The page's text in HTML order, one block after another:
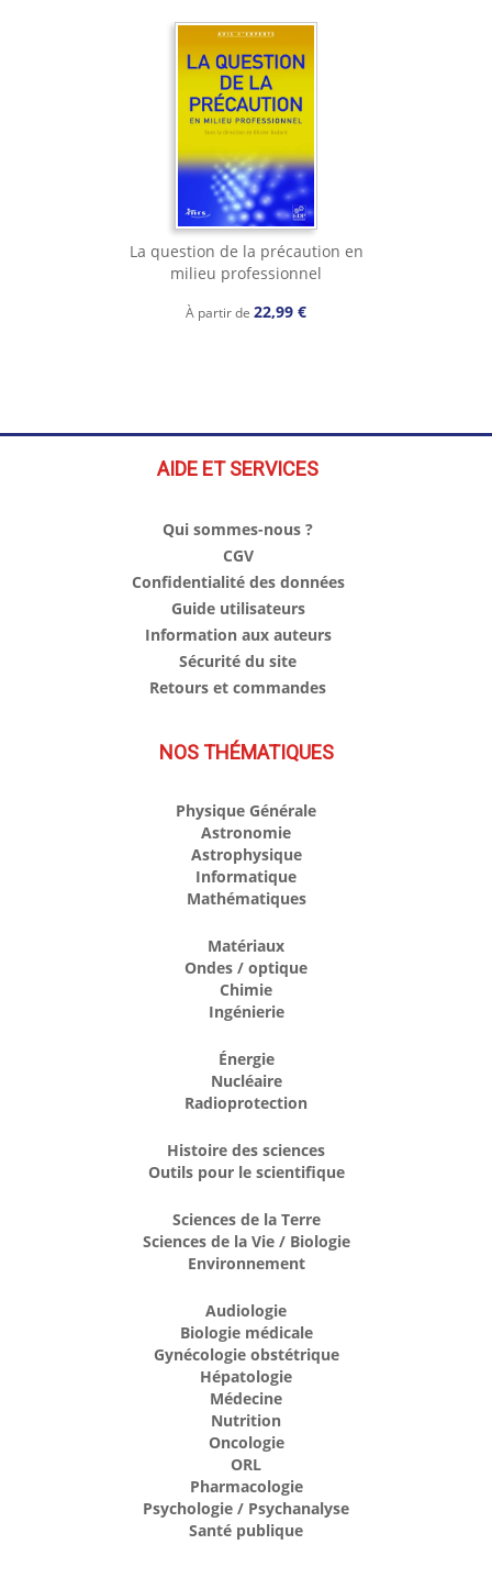
La question de la précaution en
milieu professionnel
À partir de 22,99 €
AIDE ET SERVICES
Qui sommes-nous ?
CGV
Confidentialité des données
Guide utilisateurs
Information aux auteurs
Sécurité du site
Retours et commandes
NOS THÉMATIQUES
Physique Générale
Astronomie
Astrophysique
Informatique
Mathématiques
Matériaux
Ondes / optique
Chimie
Ingénierie
Énergie
Nucléaire
Radioprotection
Histoire des sciences
Outils pour le scientifique
Sciences de la Terre
Sciences de la Vie / Biologie
Environnement
Audiologie
Biologie médicale
Gynécologie obstétrique
Hépatologie
Médecine
Nutrition
Oncologie
ORL
Pharmacologie
Psychologie / Psychanalyse
Santé publique